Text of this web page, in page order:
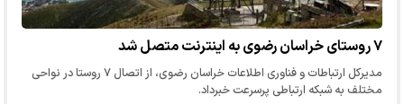
۷ روستای خراسان رضوی به اینترنت متصل شد
مدیرکل ارتباطات و فناوری اطلاعات خراسان رضوی، از اتصال ۷ روستا در نواحی
مختلف به شبکه ارتباطی پرسرعت خبرداد.